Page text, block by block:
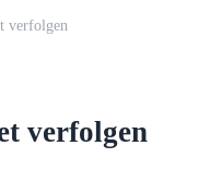
verfolgen
verfolgen